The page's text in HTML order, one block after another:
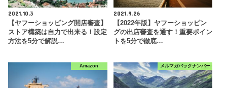
2021.10.3
【ヤフーショッピング開店審査】
ストア構築は自力で出来る！設定
方法を5分で解説…
2021.9.26
【2022年版】ヤフーショッピン
グの出店審査を通す！重要ポイン
トを5分で徹底…
Amazon メルマガバックナンバー